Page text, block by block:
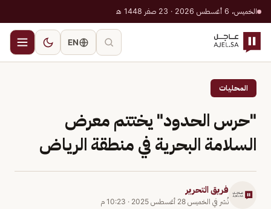
الخميس، 6 أغسطس 2026 · 23 صفر 1448 هـ
EN
المحليات
"حرس الحدود" يختتم معرض
السلامة البحرية في منطقة الرياض
فريق التحرير
نُشر في الخميس 28 أغسطس 2025 · 10:23 م